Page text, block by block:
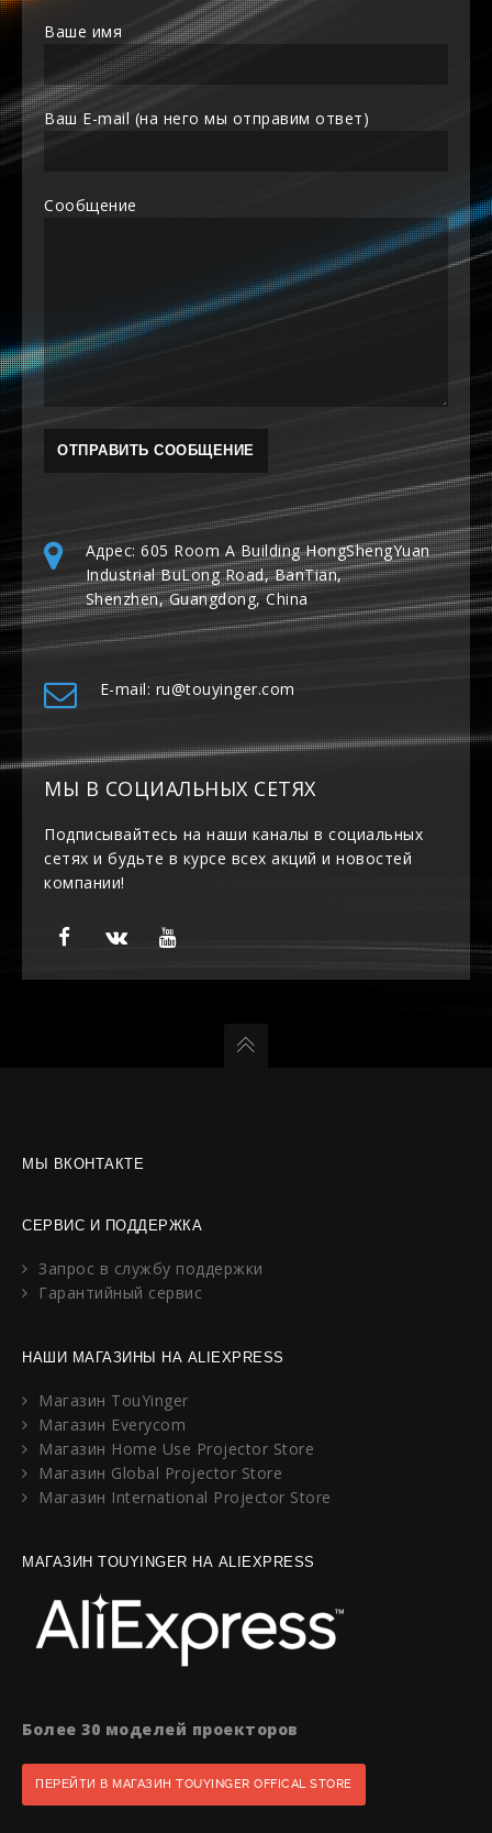
Ваше имя
Ваш E-mail (на него мы отправим ответ)
Сообщение
Адрес: 605 Room A Building HongShengYuan
Industrial BuLong Road, BanTian,
Shenzhen, Guangdong, China
E-mail: ru@touyinger.com
МЫ В СОЦИАЛЬНЫХ СЕТЯХ
Подписывайтесь на наши каналы в социальных
сетях и будьте в курсе всех акций и новостей
компании!
МЫ ВКОНТАКТЕ
СЕРВИС И ПОДДЕРЖКА
Запрос в службу поддержки
Гарантийный сервис
НАШИ МАГАЗИНЫ НА ALIEXPRESS
Магазин TouYinger
Магазин Everycom
Магазин Home Use Projector Store
Магазин Global Projector Store
Магазин International Projector Store
МАГАЗИН TOUYINGER НА ALIEXPRESS
Более 30 моделей проекторов
ПЕРЕЙТИ В МАГАЗИН TOUYINGER OFFICAL STORE